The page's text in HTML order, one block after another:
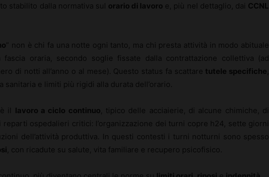
stabilito dalla normativa sul orario di lavoro e, più nel dettaglio, dai CCNL
” non è chi fa una notte ogni tanto, ma chi presta attività in modo abituale
oraria, secondo soglie fissate dalla contrattazione collettiva (ad
di notti all’anno o al mese). Questo status fa scattare tutele specifiche
sanitaria e limiti più rigidi alla durata dell’orario.
il lavoro a ciclo continuo , tipico delle acciaierie, di alcune chimiche, di
ospedalieri critici: l’organizzazione dei turni copre h24, sette giorni
dell’attività produttiva. In questi contesti i turni notturni sono spesso
, con ricadute su salute, vita familiare e recupero psicofisico.